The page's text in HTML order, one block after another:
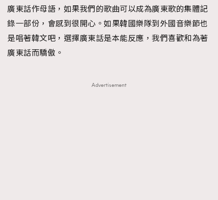
廣東話作母語，如果我們的歌曲可以成為廣東歌的集體記
錄一部份，會感到很開心。如果韓國樂隊到外國音樂節也
是唱著韓文吧，選擇廣東話是本能反應，我們喜歡和為著
廣東話而驕傲。
Advertisement